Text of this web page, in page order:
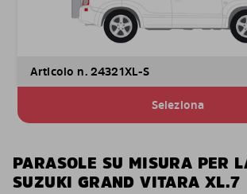
Articolo n. 24321XL-S
Seleziona
PARASOLE SU MISURA PER
SUZUKI GRAND VITARA XL.7